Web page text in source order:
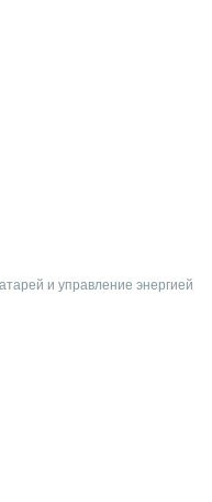
и управление энергией